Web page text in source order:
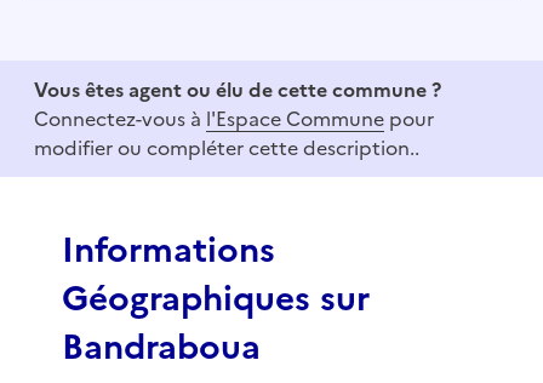
f
Vous êtes agent ou élu de cette commune ?
Connectez-vous à l'Espace Commune pour
modifier ou compléter cette description..
Informations
Géographiques sur
Bandraboua